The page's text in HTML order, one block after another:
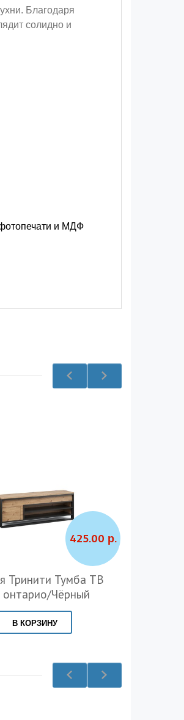
Благодаря
солидно и
и МДФ
425.00 р.
Тринити Тумба ТВ
Чёрный
В КОРЗИНУ